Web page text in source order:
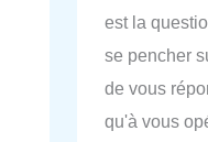
est la
se pencher
de vous
qu'à vous